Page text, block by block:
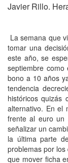
Javier Rillo.
La semana que
tomar una
este año, se
septiembre
bono a 10 años
tendencia
históricos quizás
alternativo. En el
frente al euro un
señalizar un
la última parte
problemas por
que mover ficha